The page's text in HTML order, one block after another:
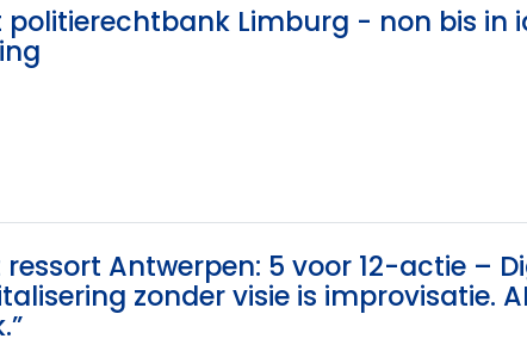
politierechtbank Limburg - non bis in
Antwerpen: 5 voor 12-actie –
zonder visie is improvisatie.